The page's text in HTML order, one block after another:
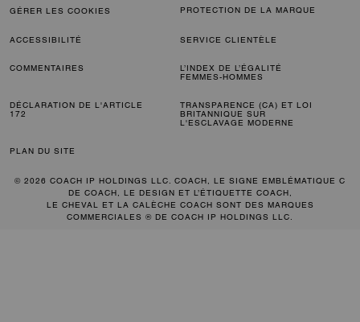
GÉRER LES COOKIES PROTECTION DE LA MARQUE
ACCESSIBILITÉ SERVICE CLIENTÈLE
COMMENTAIRES
L’INDEX DE L’ÉGALITÉ
FEMMES-HOMMES
DÉCLARATION DE L'ARTICLE
172
TRANSPARENCE (CA) ET LOI
BRITANNIQUE SUR
L'ESCLAVAGE MODERNE
PLAN DU SITE
© 2026 COACH IP HOLDINGS LLC. COACH, LE SIGNE EMBLÉMATIQUE C
DE COACH, LE DESIGN ET L’ÉTIQUETTE COACH,
LE CHEVAL ET LA CALÈCHE COACH SONT DES MARQUES
COMMERCIALES ® DE COACH IP HOLDINGS LLC.